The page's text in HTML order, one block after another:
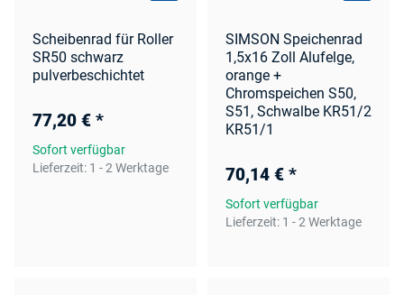
Scheibenrad für Roller
SR50 schwarz
pulverbeschichtet
77,20 € *
Sofort verfügbar
Lieferzeit: 1 - 2 Werktage
SIMSON Speichenrad
1,5x16 Zoll Alufelge,
orange +
Chromspeichen S50,
S51, Schwalbe KR51/2
KR51/1
70,14 € *
Sofort verfügbar
Lieferzeit: 1 - 2 Werktage